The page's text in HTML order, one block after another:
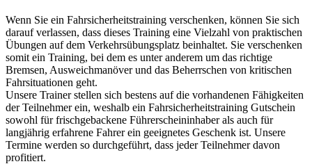
Wenn Sie ein Fahrsicherheitstraining verschenken, können Sie sich
darauf verlassen, dass dieses Training eine Vielzahl von praktischen
Übungen auf dem Verkehrsübungsplatz beinhaltet. Sie verschenken
somit ein Training, bei dem es unter anderem um das richtige
Bremsen, Ausweichmanöver und das Beherrschen von kritischen
Fahrsituationen geht.
Unsere Trainer stellen sich bestens auf die vorhandenen Fähigkeiten
der Teilnehmer ein, weshalb ein Fahrsicherheitstraining Gutschein
sowohl für frischgebackene Führerscheininhaber als auch für
langjährig erfahrene Fahrer ein geeignetes Geschenk ist. Unsere
Termine werden so durchgeführt, dass jeder Teilnehmer davon
profitiert.